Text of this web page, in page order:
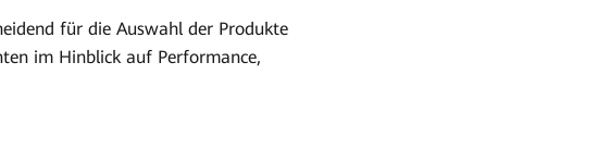
für die Auswahl der Produkte
im Hinblick auf Performance,